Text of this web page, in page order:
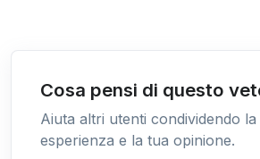
Cosa pensi di questo
Aiuta altri utenti condividendo la
esperienza e la tua opinione.